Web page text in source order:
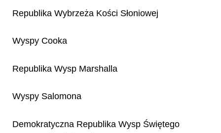
Republika Wybrzeża Kości Słoniowej
Wyspy Cooka
Republika Wysp Marshalla
Wyspy Salomona
Demokratyczna Republika Wysp Świętego